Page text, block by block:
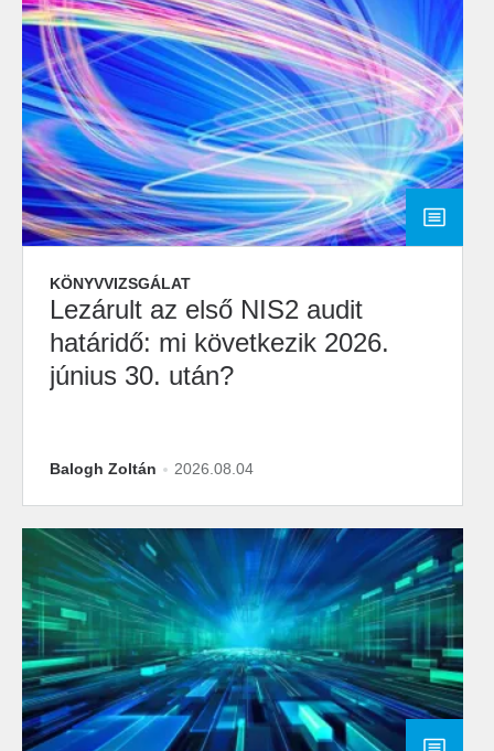
KÖNYVVIZSGÁLAT
Lezárult az első NIS2 audit
határidő: mi következik 2026.
június 30. után?
Balogh Zoltán 2026.08.04